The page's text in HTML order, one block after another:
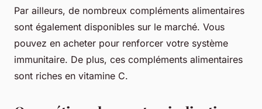
Par ailleurs, de nombreux compléments alimentaires
sont également disponibles sur le marché. Vous
pouvez en acheter pour renforcer votre système
immunitaire. De plus, ces compléments alimentaires
sont riches en vitamine C.